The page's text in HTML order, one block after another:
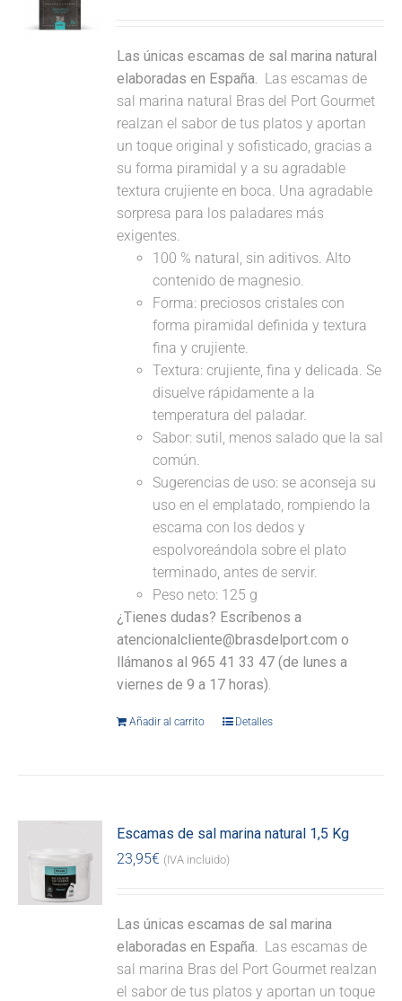
Las únicas escamas de sal marina natural
elaboradas en España. Las escamas de
sal marina natural Bras del Port Gourmet
realzan el sabor de tus platos y aportan
un toque original y sofisticado, gracias a
su forma piramidal y a su agradable
textura crujiente en boca. Una agradable
sorpresa para los paladares más
exigentes.
100 % natural, sin aditivos. Alto
contenido de magnesio.
Forma: preciosos cristales con
forma piramidal definida y textura
fina y crujiente.
Textura: crujiente, fina y delicada. Se
disuelve rápidamente a la
temperatura del paladar.
Sabor: sutil, menos salado que la sal
común.
Sugerencias de uso: se aconseja su
uso en el emplatado, rompiendo la
escama con los dedos y
espolvoreándola sobre el plato
terminado, antes de servir.
Peso neto: 125 g
¿Tienes dudas? Escríbenos a
atencionalcliente@brasdelport.com o
llámanos al 965 41 33 47 (de lunes a
viernes de 9 a 17 horas).
Añadir al carrito Detalles
Escamas de sal marina natural 1,5 Kg
23,95€ (IVA incluido)
Las únicas escamas de sal marina
elaboradas en España. Las escamas de
sal marina Bras del Port Gourmet realzan
el sabor de tus platos y aportan un toque